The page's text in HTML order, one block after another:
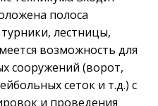
полоса
лестницы,
возможность для
сооружений (ворот,
сеток и т.д.) с
и проведения